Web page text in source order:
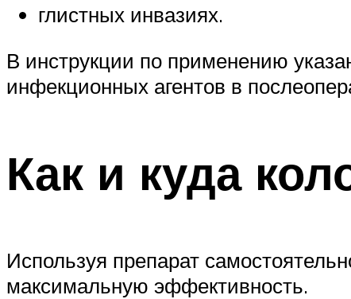
глистных инвазиях.
В инструкции по применению
инфекционных агентов в
Как и куда
Используя препарат
максимальную эффективность.